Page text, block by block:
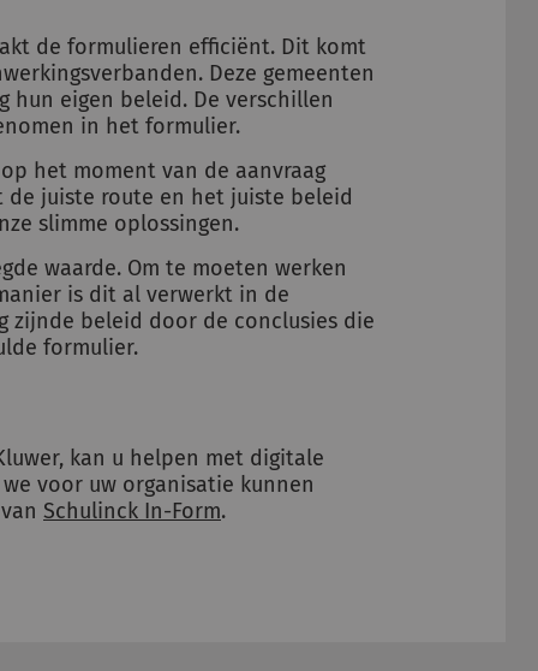
de formulieren efficiënt. Dit komt
Deze gemeenten
hun eigen beleid. De verschillen
in het formulier.
het moment van de aanvraag
juiste route en het juiste beleid
slimme oplossingen.
waarde. Om te moeten werken
is dit al verwerkt in de
zijnde beleid door de conclusies die
formulier.
kan u helpen met digitale
voor uw organisatie kunnen
Schulinck In-Form.